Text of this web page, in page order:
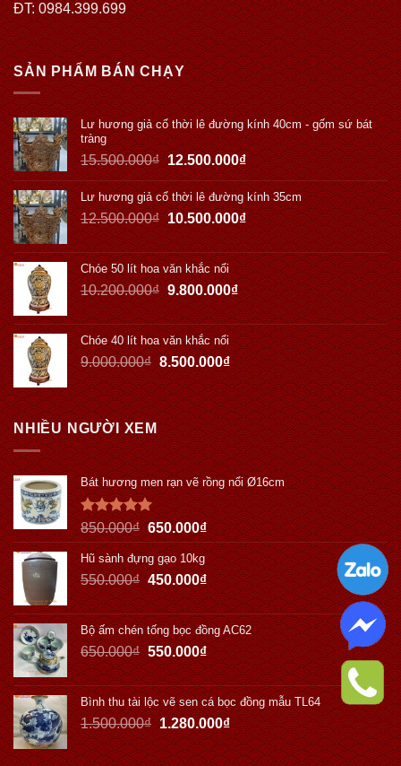
ĐT: 0984.399.699
SẢN PHẨM BÁN CHẠY
Lư hương giả cổ thời lê đường kính 40cm - gốm sứ bát
tràng
15.500.000₫ 12.500.000₫
Lư hương giả cổ thời lê đường kính 35cm
12.500.000₫ 10.500.000₫
Chóe 50 lít hoa văn khắc nổi
10.200.000₫ 9.800.000₫
Chóe 40 lít hoa văn khắc nổi
9.000.000₫ 8.500.000₫
NHIỀU NGƯỜI XEM
Bát hương men rạn vẽ rồng nổi Ø16cm
Được xếp
hạng5.00
5 sao
850.000₫ 650.000₫
Hũ sành đựng gạo 10kg
550.000₫ 450.000₫
Bộ ấm chén tống bọc đồng AC62
650.000₫ 550.000₫
Bình thu tài lộc vẽ sen cá bọc đồng mẫu TL64
1.500.000₫ 1.280.000₫